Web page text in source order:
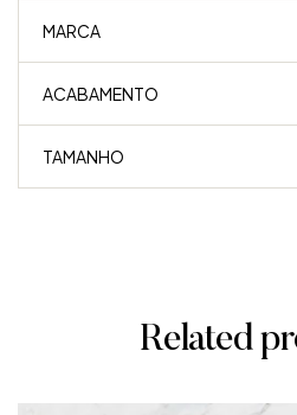
MARCA
ACABAMENTO
TAMANHO
Related